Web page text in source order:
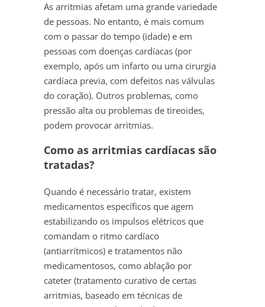
As arritmias afetam uma grande variedade
de pessoas. No entanto, é mais comum
com o passar do tempo (idade) e em
pessoas com doenças cardíacas (por
exemplo, após um infarto ou uma cirurgia
cardíaca previa, com defeitos nas válvulas
do coração). Outros problemas, como
pressão alta ou problemas de tireoides,
podem provocar arritmias.
Como as arritmias cardíacas são
tratadas?
Quando é necessário tratar, existem
medicamentos específicos que agem
estabilizando os impulsos elétricos que
comandam o ritmo cardíaco
(antiarrítmicos) e tratamentos não
medicamentosos, como ablação por
cateter (tratamento curativo de certas
arritmias, baseado em técnicas de